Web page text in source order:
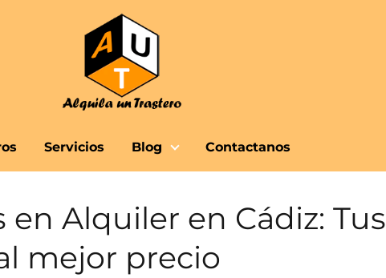
Servicios Blog Contactanos
en Alquiler en Cádiz: Tus
mejor precio